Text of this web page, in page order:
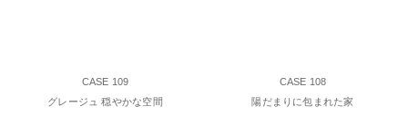
CASE 109
グレージュ 穏やかな空間
CASE 108
陽だまりに包まれた家